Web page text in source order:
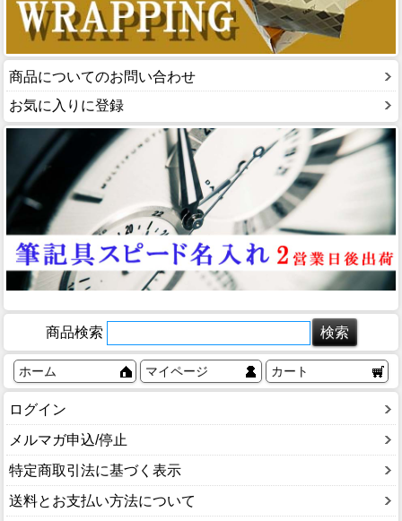
商品についてのお問い合わせ
お気に入りに登録
商品検索
ホーム マイページ カート
ログイン
メルマガ申込/停止
特定商取引法に基づく表示
送料とお支払い方法について